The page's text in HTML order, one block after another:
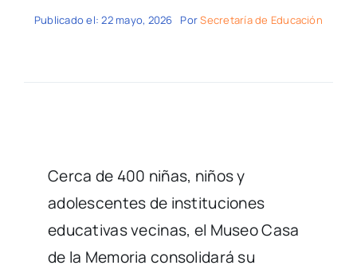
Publicado el: 22 mayo, 2026 PorSecretaría de Educación
Cerca de 400 niñas, niños y
adolescentes de instituciones
educativas vecinas, el Museo Casa
de la Memoria consolidará su